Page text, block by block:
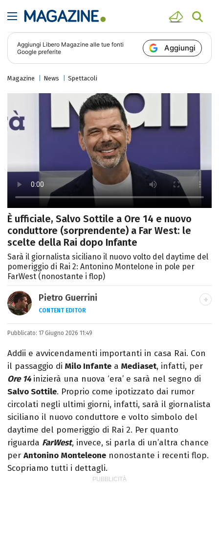
Aggiungi Libero Magazine alle tue fonti
Google preferite
Aggiungi
Magazine News Spettacoli
È ufficiale, Salvo Sottile a Ore 14 e nuovo
conduttore (sorprendente) a Far West: le
scelte della Rai dopo Infante
Sarà il giornalista siciliano il nuovo volto del daytime del
pomeriggio di Rai 2: Antonino Montelone in pole per
FarWest (nonostante i flop)
Pietro Guerrini
CONTENT EDITOR
Laurea in Lettere, smania di viaggi e
passione per i cartoni (della pizza e della
Pixar).
Pubblicato: 17 Giugno 2026 11:49
Addii e avvicendamenti importanti in casa Rai. Con
il passaggio di Milo Infante a Mediaset, infatti, per
Ore 14inizierà una nuova ‘era’ e sarà nel segno di
Salvo Sottile. Proprio come ipotizzato dai rumor
circolati negli ultimi giorni, infatti, sarà il giornalista
siciliano il nuovo conduttore e volto simbolo del
daytime del pomeriggio di Rai 2. Per quanto
riguarda FarWest, invece, si parla di un’altra chance
per Antonino Monteleone nonostante i recenti flop.
Scopriamo tutti i dettagli.